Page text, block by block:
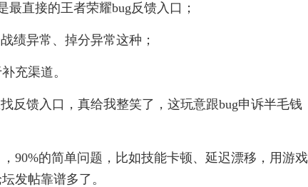
直接的王者荣耀bug反馈入口；
绩异常、掉分异常这种；
充渠道。
反馈入口，真给我整笑了，这玩意跟bug申诉半毛钱
90%的简单问题，比如技能卡顿、延迟漂移，用游戏
发帖靠谱多了。